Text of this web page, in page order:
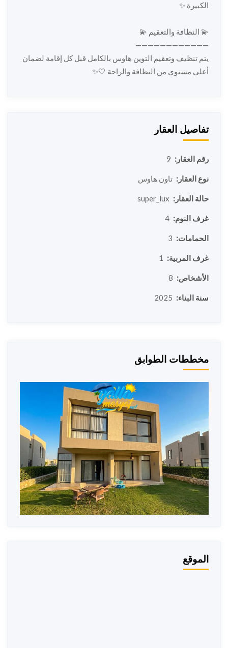
الكبيرة ✨
💫 النظافة والتعقيم 💫
————————————
يتم تنظيف وتعقيم التوين هاوس بالكامل قبل كل إقامة لضمان
أعلى مستوى من النظافة والراحة 🤍✨
تفاصيل العقار
رقم العقار: 9
نوع العقار: تاون هاوس
حالة العقار: super_lux
غرف النوم: 4
الحمامات: 3
غرف المربية: 1
الأشخاص: 8
سنة البناء: 2025
مخططات الطوابق
الموقع